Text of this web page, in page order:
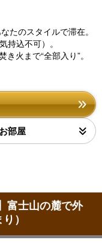
たのスタイルで滞在。
持込不可）。
火まで“全部入り”。
部屋
富士山の麓で外
）